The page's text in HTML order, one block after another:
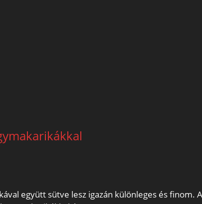
együtt sütve lesz igazán különleges és finom.